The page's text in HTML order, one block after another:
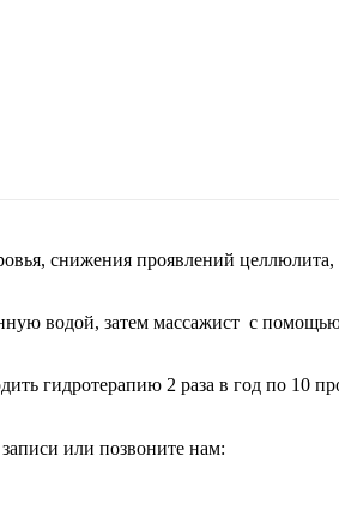
снижения проявлений
водой, затем массажист с
гидротерапию 2 раза в год по 10
или позвоните нам: